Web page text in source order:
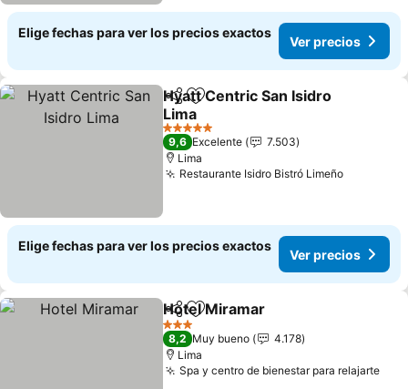
Elige fechas para ver los precios exactos
Ver precios
CompartirAgregar a favoritos
Hyatt Centric San Isidro
Lima
Ver precios
5 Estrellas
9,6 Excelente
7.503
Lima
Restaurante Isidro Bistró LimeñoVer
Elige fechas para ver los precios exactos
Ver precios
CompartirAgregar a favoritos
Hotel Miramar
3 Estrellas
8,2 Muy bueno
4.178
Lima
Spa y centro de bienestar para relajarteVer